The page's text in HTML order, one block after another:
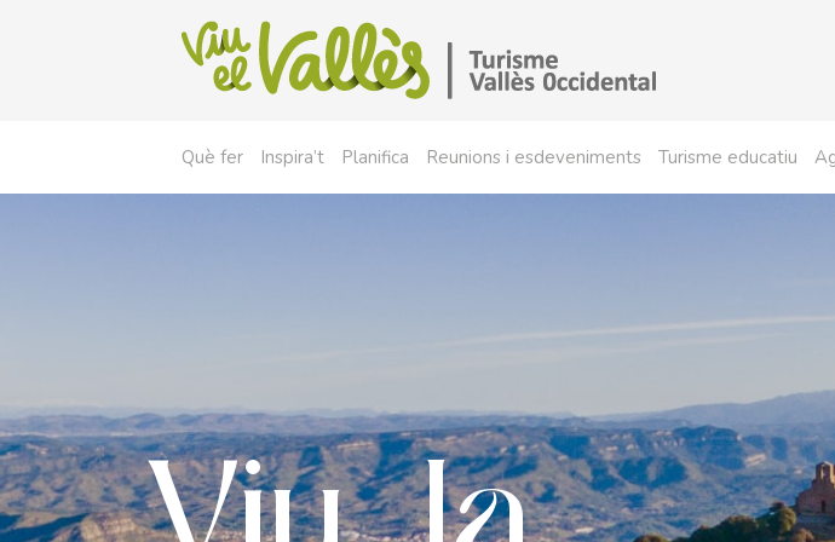
Què fer Inspira’t Planifica Reunions i esdeveniments Turisme educatiu